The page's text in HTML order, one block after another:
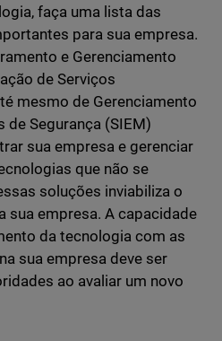
faça uma lista das
para sua empresa.
e Gerenciamento
de Serviços
mesmo de Gerenciamento
de Segurança (SIEM)
sua empresa e gerenciar
que não se
soluções inviabiliza o
sua empresa. A capacidade
da tecnologia com as
sua empresa deve ser
ao avaliar um novo